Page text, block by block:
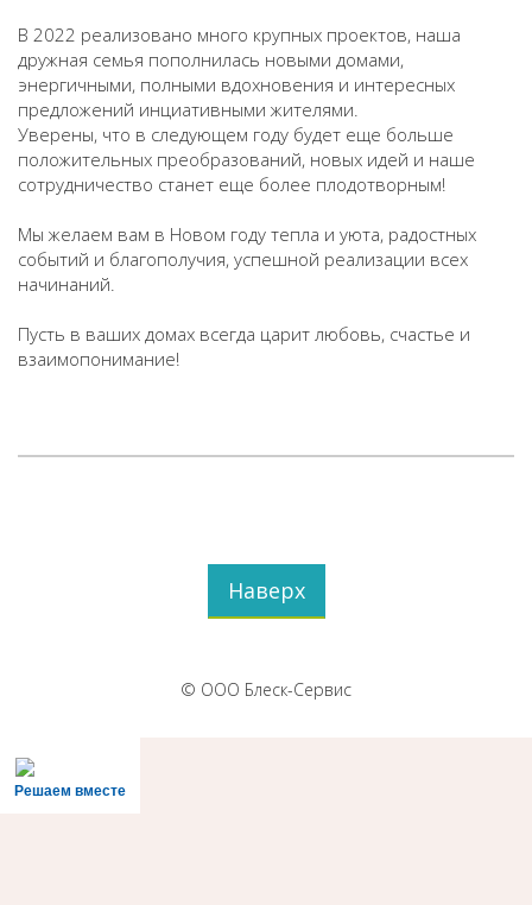
В 2022 реализовано много крупных проектов, наша
дружная семья пополнилась новыми домами,
энергичными, полными вдохновения и интересных
предложений инциативными жителями.
Уверены, что в следующем году будет еще больше
положительных преобразований, новых идей и наше
сотрудничество станет еще более плодотворным!
Мы желаем вам в Новом году тепла и уюта, радостных
событий и благополучия, успешной реализации всех
начинаний.
Пусть в ваших домах всегда царит любовь, счастье и
взаимопонимание!
Наверх
© ООО Блеск-Сервис
Решаем вместе